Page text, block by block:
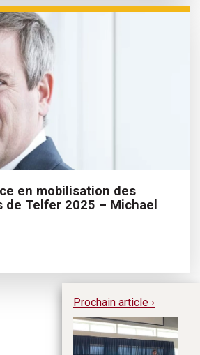
en mobilisation des
de Telfer 2025 – Michael
Prochain article ›